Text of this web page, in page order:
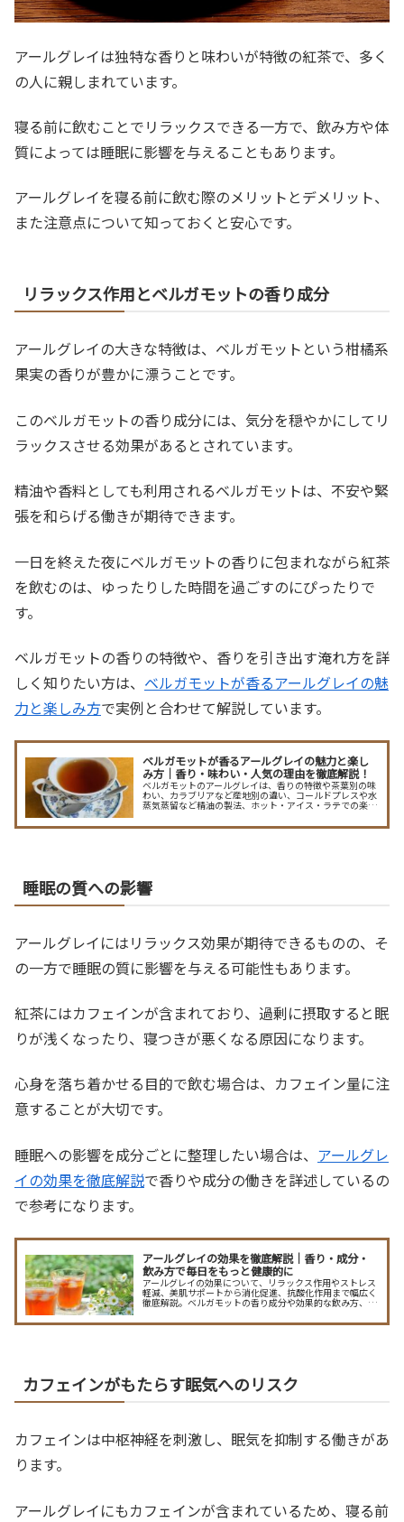
アールグレイは独特な香りと味わいが特徴の紅茶で、多く
の人に親しまれています。
寝る前に飲むことでリラックスできる一方で、飲み方や体
質によっては睡眠に影響を与えることもあります。
アールグレイを寝る前に飲む際のメリットとデメリット、
また注意点について知っておくと安心です。
リラックス作用とベルガモットの香り成分
アールグレイの大きな特徴は、ベルガモットという柑橘系
果実の香りが豊かに漂うことです。
このベルガモットの香り成分には、気分を穏やかにしてリ
ラックスさせる効果があるとされています。
精油や香料としても利用されるベルガモットは、不安や緊
張を和らげる働きが期待できます。
一日を終えた夜にベルガモットの香りに包まれながら紅茶
を飲むのは、ゆったりした時間を過ごすのにぴったりで
す。
ベルガモットの香りの特徴や、香りを引き出す淹れ方を詳
しく知りたい方は、 ベルガモットが香るアールグレイの魅
力と楽しみ方で実例と合わせて解説しています。
ベルガモットが香るアールグレイの魅力と楽し
み方｜香り・味わい・人気の理由を徹底解説！
ベルガモットのアールグレイは、香りの特徴や茶葉別の味
わい、カラブリアなど産地別の違い、コールドプレスや水
蒸気蒸留など精油の製法、ホット・アイス・ラテでの楽し
選び方と日常に取り入れるコツをわかりやすく伝えるガイ
睡眠の質への影響
アールグレイにはリラックス効果が期待できるものの、そ
の一方で睡眠の質に影響を与える可能性もあります。
紅茶にはカフェインが含まれており、過剰に摂取すると眠
りが浅くなったり、寝つきが悪くなる原因になります。
心身を落ち着かせる目的で飲む場合は、カフェイン量に注
意することが大切です。
睡眠への影響を成分ごとに整理したい場合は、 アールグレ
イの効果を徹底解説で香りや成分の働きを詳述しているの
で参考になります。
アールグレイの効果を徹底解説｜香り・成分・
飲み方で毎日をもっと健康的に
アールグレイの効果について、リラックス作用やストレス
軽減、美肌サポートから消化促進、抗酸化作用まで幅広く
徹底解説。ベルガモットの香り成分や効果的な飲み方、副
作用、相性の良い食材まで、アールグレイをもっと楽しむ
ヒントを紹介します。
カフェインがもたらす眠気へのリスク
カフェインは中枢神経を刺激し、眠気を抑制する働きがあ
ります。
アールグレイにもカフェインが含まれているため、寝る前